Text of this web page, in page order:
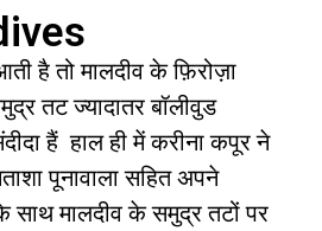
है तो मालदीव के फ़िरोज़ा
तट ज्यादातर बॉलीवुड
हैं हाल ही में करीना कपूर ने
पूनावाला सहित अपने
साथ मालदीव के समुद्र तटों पर